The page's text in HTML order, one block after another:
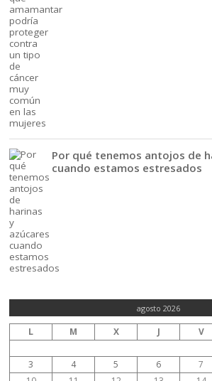
Por qué tenemos antojos de
cuando estamos estresados
agosto 2026
L M X J V
3
4 5 6 7